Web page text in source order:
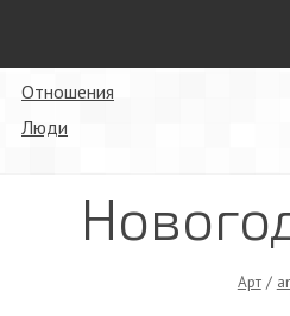
Отношения
Люди
Арт/